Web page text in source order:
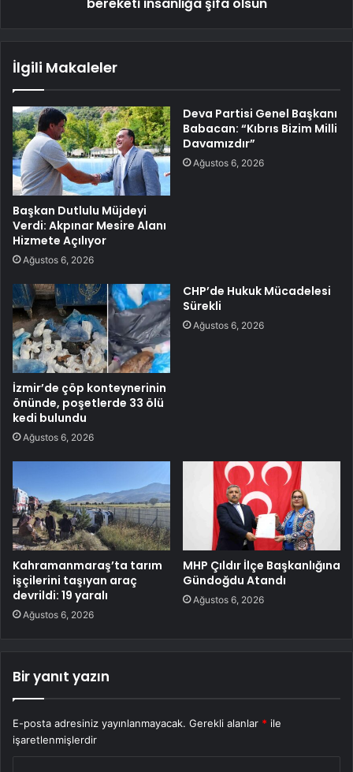
bereketi insanlığa şifa olsun
İlgili Makaleler
Başkan Dutlulu Müjdeyi
Verdi: Akpınar Mesire Alanı
Hizmete Açılıyor
Ağustos 6, 2026
Deva Partisi Genel Başkanı
Babacan: “Kıbrıs Bizim Milli
Davamızdır”
Ağustos 6, 2026
İzmir’de çöp konteynerinin
önünde, poşetlerde 33 ölü
kedi bulundu
Ağustos 6, 2026
CHP’de Hukuk Mücadelesi
Sürekli
Ağustos 6, 2026
Kahramanmaraş’ta tarım
işçilerini taşıyan araç
devrildi: 19 yaralı
Ağustos 6, 2026
MHP Çıldır İlçe Başkanlığına
Gündoğdu Atandı
Ağustos 6, 2026
Bir yanıt yazın
E-posta adresiniz yayınlanmayacak. Gerekli alanlar * ile
işaretlenmişlerdir